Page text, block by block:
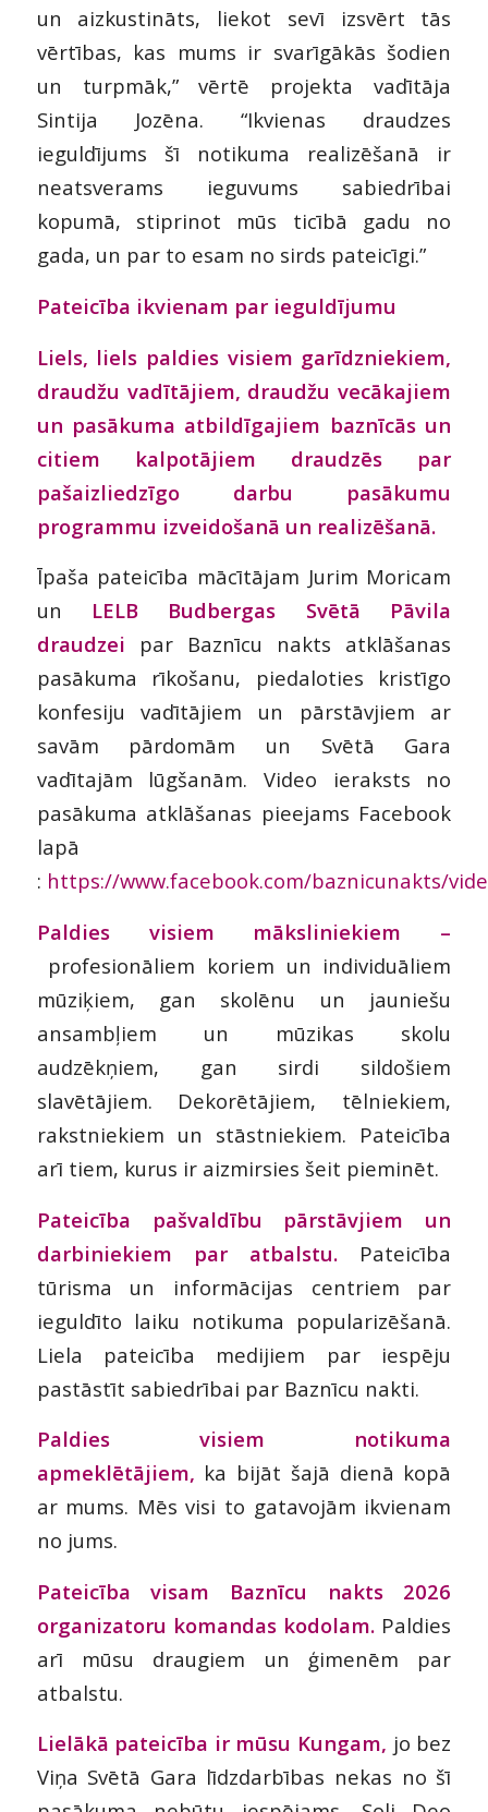
un aizkustināts, liekot sevī izsvērt tās
vērtības, kas mums ir svarīgākās šodien
un turpmāk,” vērtē projekta vadītāja
Sintija Jozēna. “Ikvienas draudzes
ieguldījums šī notikuma realizēšanā ir
neatsverams ieguvums sabiedrībai
kopumā, stiprinot mūs ticībā gadu no
gada, un par to esam no sirds pateicīgi.”
Pateicība ikvienam par ieguldījumu
Liels, liels paldies visiem garīdzniekiem,
draudžu vadītājiem, draudžu vecākajiem
un pasākuma atbildīgajiem baznīcās un
citiem kalpotājiem draudzēs par
pašaizliedzīgo darbu pasākumu
programmu izveidošanā un realizēšanā.
Īpaša pateicība mācītājam Jurim Moricam
un LELB Budbergas Svētā Pāvila
draudzei par Baznīcu nakts atklāšanas
pasākuma rīkošanu, piedaloties kristīgo
konfesiju vadītājiem un pārstāvjiem ar
savām pārdomām un Svētā Gara
vadītajām lūgšanām. Video ieraksts no
pasākuma atklāšanas pieejams Facebook
lapā
: https://www.facebook.com/baznicunakts/
Paldies visiem māksliniekiem –
profesionāliem koriem un individuāliem
mūziķiem, gan skolēnu un jauniešu
ansambļiem un mūzikas skolu
audzēkņiem, gan sirdi sildošiem
slavētājiem. Dekorētājiem, tēlniekiem,
rakstniekiem un stāstniekiem. Pateicība
arī tiem, kurus ir aizmirsies šeit pieminēt.
Pateicība pašvaldību pārstāvjiem un
darbiniekiem par atbalstu. Pateicība
tūrisma un informācijas centriem par
ieguldīto laiku notikuma popularizēšanā.
Liela pateicība medijiem par iespēju
pastāstīt sabiedrībai par Baznīcu nakti.
Paldies visiem notikuma
apmeklētājiem, ka bijāt šajā dienā kopā
ar mums. Mēs visi to gatavojām ikvienam
no jums.
Pateicība visam Baznīcu nakts 2026
organizatoru komandas kodolam. Paldies
arī mūsu draugiem un ģimenēm par
atbalstu.
Lielākā pateicība ir mūsu Kungam, jo bez
Viņa Svētā Gara līdzdarbības nekas no šī